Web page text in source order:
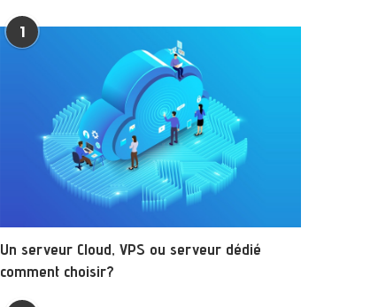
1
Un serveur Cloud, VPS ou serveur dédié
comment choisir?